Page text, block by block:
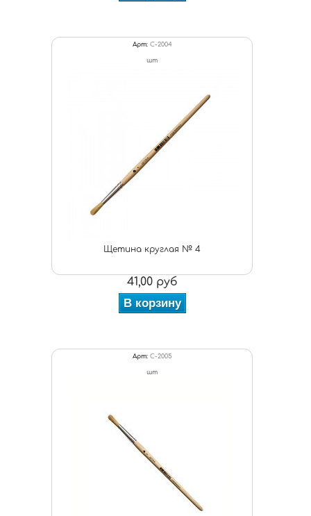
Арт: С-2004
шт
Щетина круглая № 4
41,00 руб
В корзину
Арт: С-2005
шт